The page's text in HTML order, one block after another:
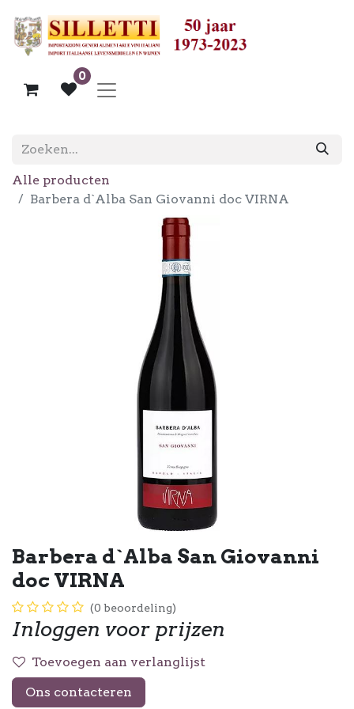
0
Alle producten
Barbera d`Alba San Giovanni doc VIRNA
Barbera d`Alba San Giovanni
doc VIRNA
(0 beoordeling)
Inloggen voor prijzen
Toevoegen aan verlanglijst
Ons contacteren